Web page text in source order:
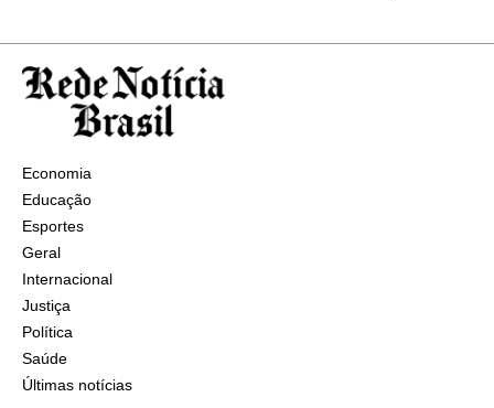
Economia
Educação
Esportes
Geral
Internacional
Justiça
Política
Saúde
Últimas notícias